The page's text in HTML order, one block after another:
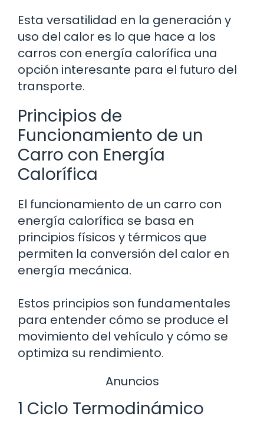
Esta versatilidad en la generación y
uso del calor es lo que hace a los
carros con energía calorífica una
opción interesante para el futuro del
transporte.
Principios de
Funcionamiento de un
Carro con Energía
Calorífica
El funcionamiento de un carro con
energía calorífica se basa en
principios físicos y térmicos que
permiten la conversión del calor en
energía mecánica.
Estos principios son fundamentales
para entender cómo se produce el
movimiento del vehículo y cómo se
optimiza su rendimiento.
Anuncios
1 Ciclo Termodinámico